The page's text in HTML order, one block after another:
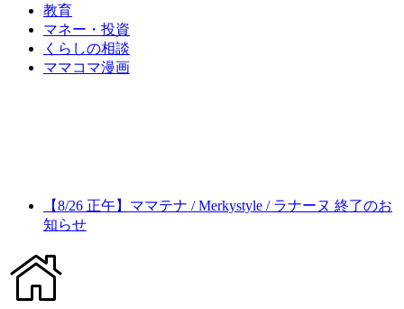
教育
マネー・投資
くらしの相談
ママコマ漫画
【8/26 正午】ママテナ / Merkystyle / ラナーヌ 終了のお
知らせ